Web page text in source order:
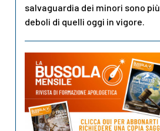
salvaguardia dei minori sono più
deboli di quelli oggi in vigore.